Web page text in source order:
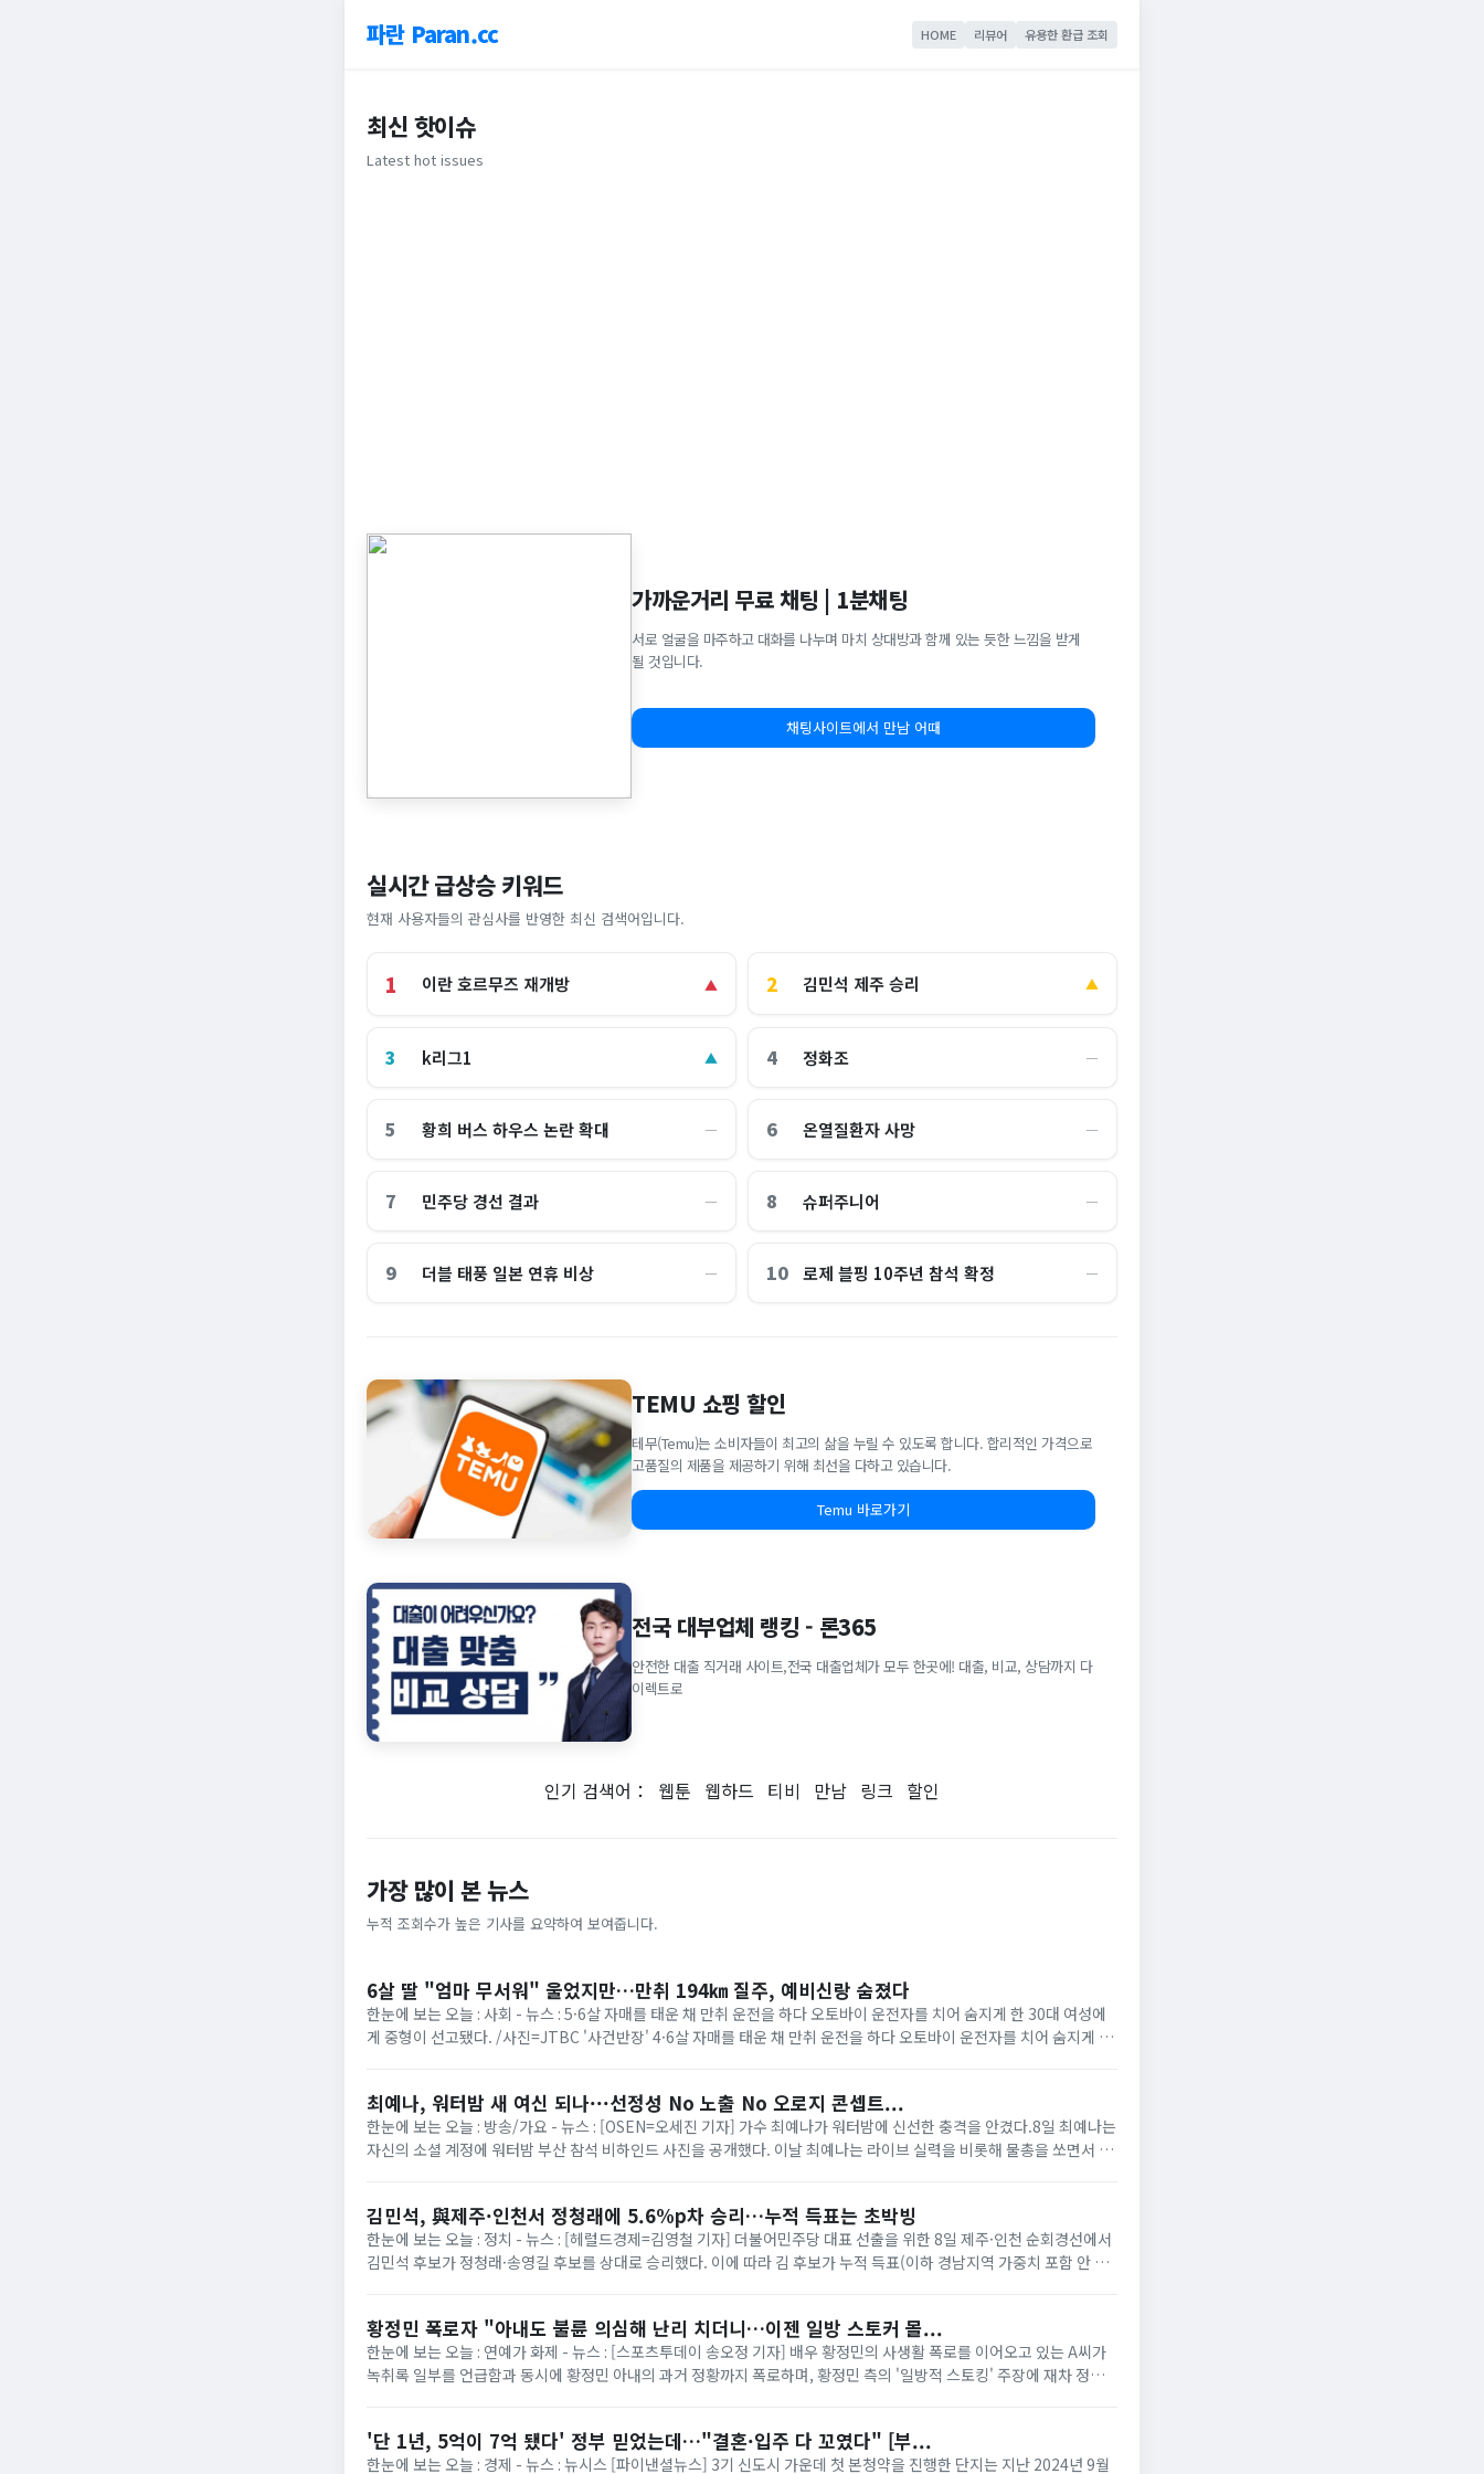
파란 Paran.cc HOME 리뷰어 유용한 환급 조회
최신 핫이슈
Latest hot issues
가까운거리 무료 채팅 | 1분채팅
서로 얼굴을 마주하고 대화를 나누며 마치 상대방과 함께 있는 듯한 느낌을 받게
될 것입니다.
채팅사이트에서 만남 어때
실시간 급상승 키워드
현재 사용자들의 관심사를 반영한 최신 검색어입니다.
1 이란 호르무즈 재개방 ▲ 2 김민석 제주 승리 ▲
3 k리그1 ▲ 4 정화조 ―
5 황희 버스 하우스 논란 확대 ― 6 온열질환자 사망 ―
7 민주당 경선 결과 ― 8 슈퍼주니어 ―
9 더블 태풍 일본 연휴 비상 ― 10 로제 블핑 10주년 참석 확정 ―
TEMU 쇼핑 할인
테무(Temu)는 소비자들이 최고의 삶을 누릴 수 있도록 합니다. 합리적인 가격으로
고품질의 제품을 제공하기 위해 최선을 다하고 있습니다.
Temu 바로가기
전국 대부업체 랭킹 - 론365
안전한 대출 직거래 사이트,전국 대출업체가 모두 한곳에! 대출, 비교, 상담까지 다
이렉트로
인기 검색어： 웹툰 웹하드 티비 만남 링크 할인
가장 많이 본 뉴스
누적 조회수가 높은 기사를 요약하여 보여줍니다.
6살 딸 "엄마 무서워" 울었지만…만취 194㎞ 질주, 예비신랑 숨졌다
한눈에 보는 오늘 : 사회 - 뉴스 : 5·6살 자매를 태운 채 만취 운전을 하다 오토바이 운전자를 치어 숨지게 한 30대 여성에
게 중형이 선고됐다. /사진=JTBC '사건반장' 4·6살 자매를 태운 채 만취 운전을 하다 오토바이 운전자를 치어 숨지게 한
최예나, 워터밤 새 여신 되나···선정성 No 노출 No 오로지 콘셉트...
한눈에 보는 오늘 : 방송/가요 - 뉴스 : [OSEN=오세진 기자] 가수 최예나가 워터밤에 신선한 충격을 안겼다.8일 최예나는
자신의 소셜 계정에 워터밤 부산 참석 비하인드 사진을 공개했다. 이날 최예나는 라이브 실력을 비롯해 물총을 쏘면서 분
김민석, 與제주·인천서 정청래에 5.6%p차 승리…누적 득표는 초박빙
한눈에 보는 오늘 : 정치 - 뉴스 : [헤럴드경제=김영철 기자] 더불어민주당 대표 선출을 위한 8일 제주·인천 순회경선에서
김민석 후보가 정청래·송영길 후보를 상대로 승리했다. 이에 따라 김 후보가 누적 득표(이하 경남지역 가중치 포함 안 됨)
황정민 폭로자 "아내도 불륜 의심해 난리 치더니…이젠 일방 스토커 몰...
한눈에 보는 오늘 : 연예가 화제 - 뉴스 : [스포츠투데이 송오정 기자] 배우 황정민의 사생활 폭로를 이어오고 있는 A씨가
녹취록 일부를 언급함과 동시에 황정민 아내의 과거 정황까지 폭로하며, 황정민 측의 '일방적 스토킹' 주장에 재차 정면
'단 1년, 5억이 7억 됐다' 정부 믿었는데…"결혼·입주 다 꼬였다" [부...
한눈에 보는 오늘 : 경제 - 뉴스 : 뉴시스 [파이낸셜뉴스] 3기 신도시 가운데 첫 본청약을 진행한 단지는 지난 2024년 9월